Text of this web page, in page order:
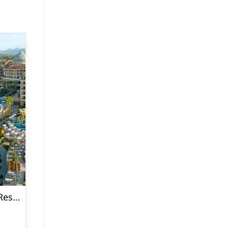
Kirman Belazur Resort & Spa Hotel